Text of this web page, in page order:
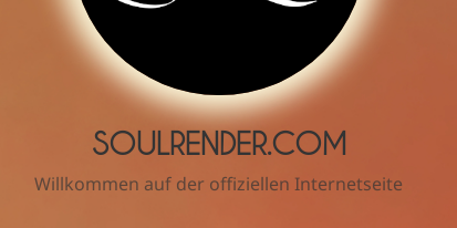
SOULRENDER.COM
Willkommen auf der offiziellen Internetseite